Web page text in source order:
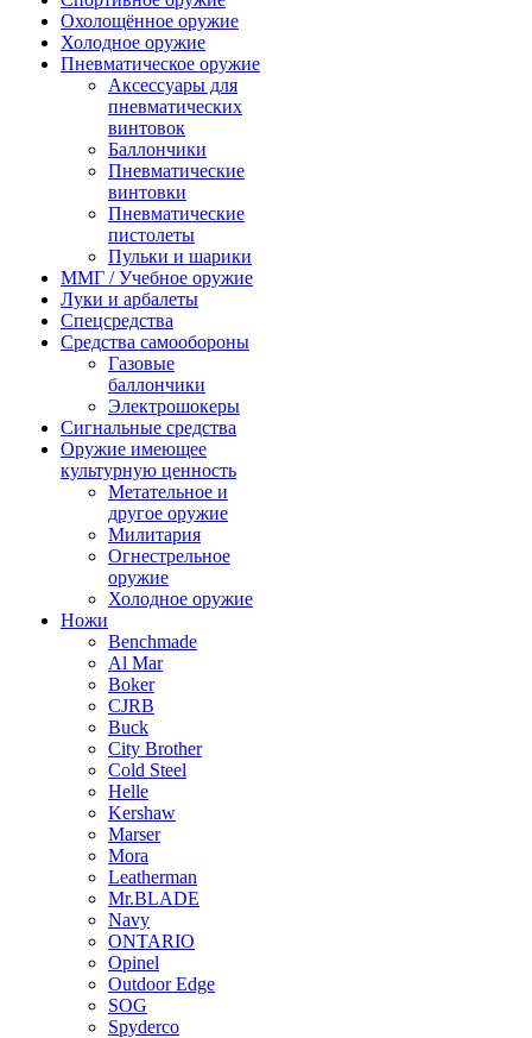
Охолощённое оружие
Холодное оружие
Пневматическое оружие
Аксессуары для
пневматических
винтовок
Баллончики
Пневматические
винтовки
Пневматические
пистолеты
Пульки и шарики
ММГ / Учебное оружие
Луки и арбалеты
Спецсредства
Средства самообороны
Газовые
баллончики
Электрошокеры
Сигнальные средства
Оружие имеющее
культурную ценность
Метательное и
другое оружие
Милитария
Огнестрельное
оружие
Холодное оружие
Ножи
Benchmade
Al Mar
Boker
CJRB
Buck
City Brother
Cold Steel
Helle
Kershaw
Marser
Mora
Leatherman
Mr.BLADE
Navy
ONTARIO
Opinel
Outdoor Edge
SOG
Spyderco